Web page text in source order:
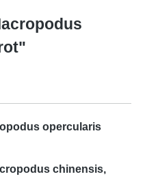
opercularis
chinensis,